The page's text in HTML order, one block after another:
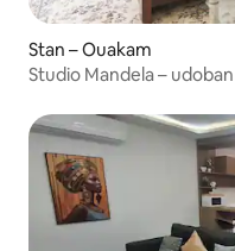
Stan – Ouakam
Studio Mandela –